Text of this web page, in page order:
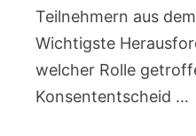
Teilnehmern aus
Wichtigste
welcher Rolle
Konsententscheid …